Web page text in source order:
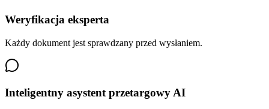
Weryfikacja eksperta
Każdy dokument jest sprawdzany przed wysłaniem.
Inteligentny asystent przetargowy AI